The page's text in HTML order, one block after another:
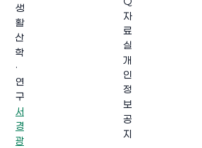
생
활
산
학
·
연
구
서
경
광
자
료
실
개
인
정
보
공
지